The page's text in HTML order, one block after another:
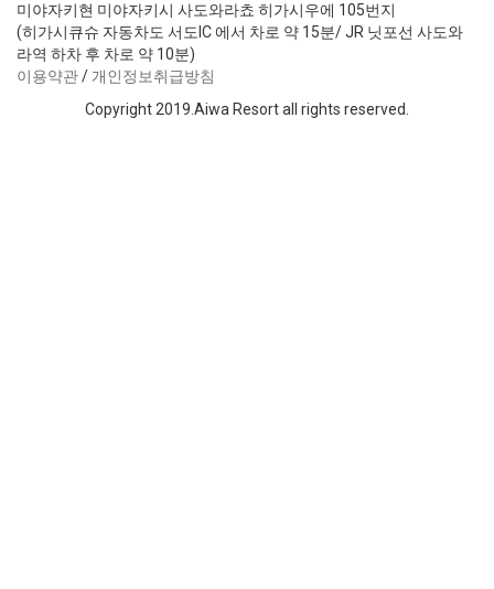
미야자키현 미야자키시 사도와라쵸 히가시우에 105번지
(히가시큐슈 자동차도 서도IC 에서 차로 약 15분/ JR 닛포선 사도와
라역 하차 후 차로 약 10분)
이용약관/ 개인정보취급방침
Copyright 2019.Aiwa Resort all rights reserved.